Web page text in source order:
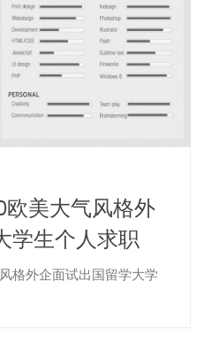
欧美大气风格外
学生个人求职
格外企面试出国留学大学